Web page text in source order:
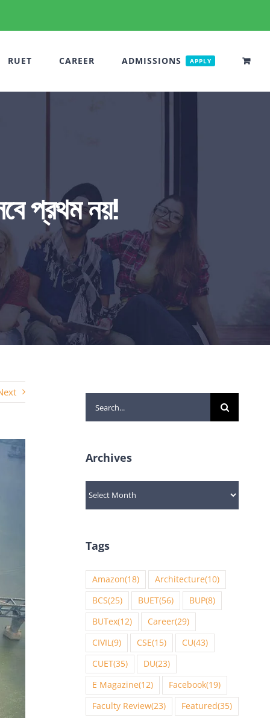
RUET CAREER ADMISSIONS APPLY
প্রথম নয়!
Search
for:
Archives
Archives
Tags
Amazon(18) Architecture(10)
BCS(25) BUET(56) BUP(8)
BUTex(12) Career(29)
CIVIL(9) CSE(15) CU(43)
CUET(35) DU(23)
E Magazine(12) Facebook(19)
Faculty Review(23) Featured(35)